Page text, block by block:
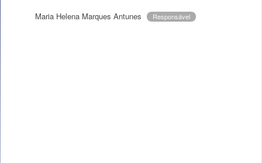
Maria Helena Marques Antunes Responsável